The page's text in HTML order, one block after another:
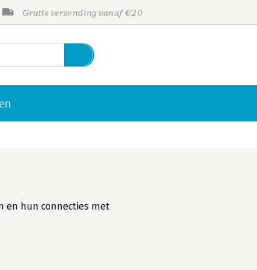
Gratis verzending vanaf €20
en hun connecties met
Personen